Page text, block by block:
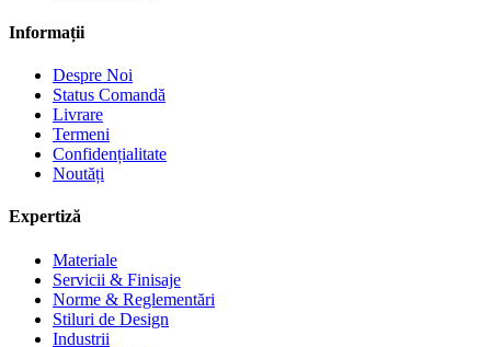
Informații
Despre Noi
Status Comandă
Livrare
Termeni
Confidențialitate
Noutăți
Expertiză
Materiale
Servicii & Finisaje
Norme & Reglementări
Stiluri de Design
Industrii